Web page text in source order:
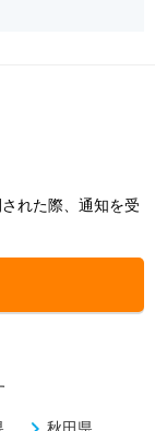
れた際、通知を受